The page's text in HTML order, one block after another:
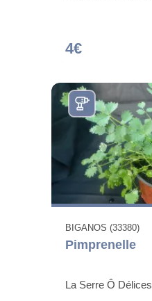
4€
BIGANOS (33380)
Pimprenelle
La Serre Ô Délices